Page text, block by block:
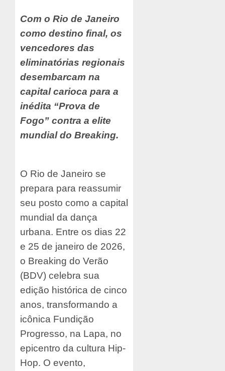
Com o Rio de Janeiro
como destino final, os
vencedores das
eliminatórias regionais
desembarcam na
capital carioca para a
inédita “Prova de
Fogo” contra a elite
mundial do Breaking.
O Rio de Janeiro se
prepara para reassumir
seu posto como a capital
mundial da dança
urbana. Entre os dias 22
e 25 de janeiro de 2026,
o Breaking do Verão
(BDV) celebra sua
edição histórica de cinco
anos, transformando a
icônica Fundição
Progresso, na Lapa, no
epicentro da cultura Hip-
Hop. O evento,